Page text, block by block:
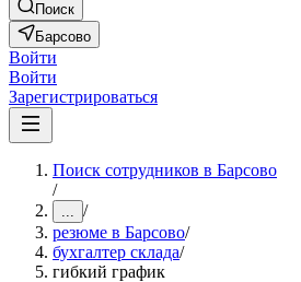
Поиск
Барсово
Войти
Войти
Зарегистрироваться
Поиск сотрудников в Барсово
/
... /
резюме в Барсово/
бухгалтер склада/
гибкий график